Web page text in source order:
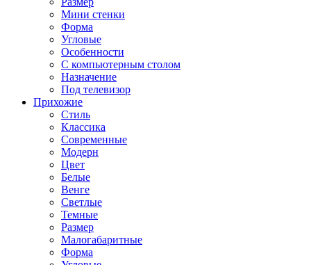
Мини стенки
Форма
Угловые
Особенности
С компьютерным столом
Назначение
Под телевизор
Прихожие
Стиль
Классика
Современные
Модерн
Цвет
Белые
Венге
Светлые
Темные
Размер
Малогабаритные
Форма